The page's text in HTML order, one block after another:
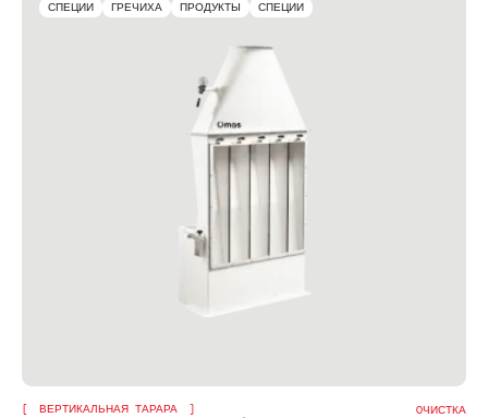
СПЕЦИИ ГРЕЧИХА ПРОДУКТЫ СПЕЦИИ
ВЕРТИКАЛЬНАЯ ТАРАРА OЧИСТКА